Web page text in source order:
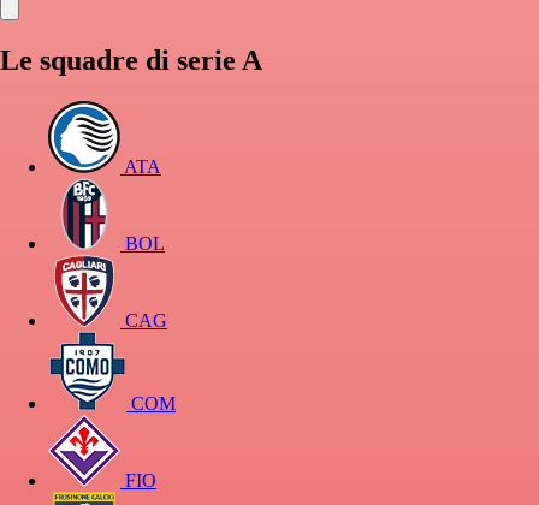
Le squadre di serie A
ATA
BOL
CAG
COM
FIO